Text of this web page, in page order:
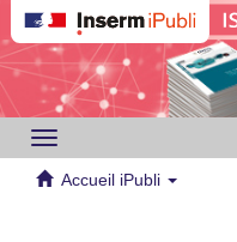
Toggle
navigation
Accueil iPubli